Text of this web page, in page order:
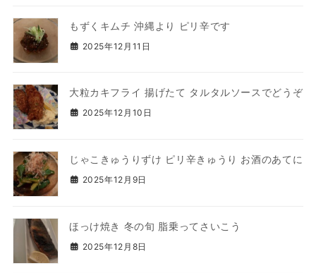
もずくキムチ 沖縄より ピリ辛です
2025年12月11日
大粒カキフライ 揚げたて タルタルソースでどうぞ
2025年12月10日
じゃこきゅうりずけ ピリ辛きゅうり お酒のあてに
2025年12月9日
ほっけ焼き 冬の旬 脂乗ってさいこう
2025年12月8日